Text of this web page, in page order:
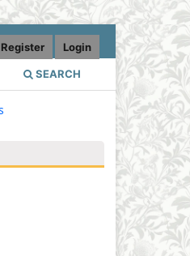
SEARCH
Register Login